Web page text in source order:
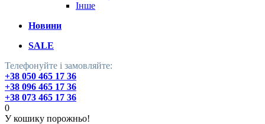
Інше
Новини
SALE
Телефонуйте і замовляйте:
+38 050 465 17 36
+38 096 465 17 36
+38 073 465 17 36
0
У кошику порожньо!